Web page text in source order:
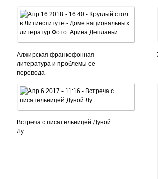
Алжирская франкофонная
литература и проблемы ее
перевода
Встреча с писательницей Дуной
Лу